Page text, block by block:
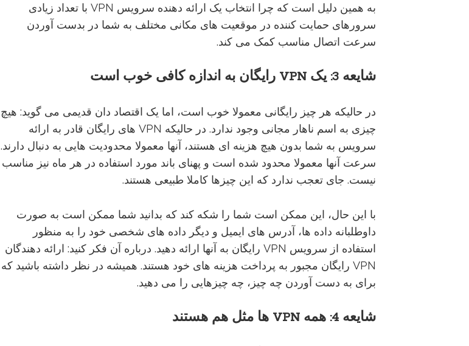
به همین دلیل است که چرا انتخاب یک ارائه دهنده سرویس VPN با تعداد زیادی
سرورهای حمایت کننده در موقعیت های مکانی مختلف به شما در بدست آوردن
سرعت اتصال مناسب کمک می کند.
شایعه یک VPN رایگان به اندازه کافی خوب است
در حالیکه هر چیز رایگانی معمولا خوب است، اما یک اقتصاد دان قدیمی می گوید: هیچ
چیزی به اسم ناهار مجانی وجود ندارد. در حالیکه VPN های رایگان قادر به ارائه
سرویس به شما بدون هیچ هزینه ای هستند، آنها معمولا محدودیت هایی به دنبال دارند.
سرعت آنها معمولا محدود شده است و پهنای باند مورد استفاده در هر ماه نیز مناسب
نیست. جای تعجب ندارد که این چیزها کاملا طبیعی هستند.
با این حال، این ممکن است شما را شکه کند که بدانید شما ممکن است به صورت
داوطلبانه داده ها، آدرس های ایمیل و دیگر داده های شخصی خود را به منظور
استفاده از سرویس VPN رایگان به آنها ارائه دهید. درباره آن فکر کنید: ارائه دهندگان
VPN رایگان مجبور به پرداخت هزینه های خود هستند. همیشه در نظر داشته باشید که
برای به دست آوردن چه چیز، چه چیزهایی را می دهید.
شایعه همه VPN ها مثل هم هستند